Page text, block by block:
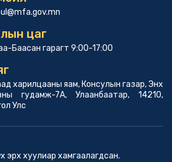
цаг
Баасан гарагт 9:00-17:00
харилцааны яам, Консулын газар, Энх
гудамж-7А, Улаанбаатар, 14210,
Улс
эрх хуулиар хамгаалагдсан.